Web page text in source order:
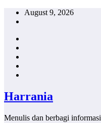
Skip
August 9, 2026
Harrania
Menulis dan berbagi informasi